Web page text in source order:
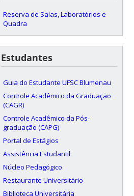
Reserva de Salas, Laboratórios e
Quadra
Estudantes
Guia do Estudante UFSC Blumenau
Controle Acadêmico da Graduação
(CAGR)
Controle Acadêmico da Pós-
graduação (CAPG)
Portal de Estágios
Assistência Estudantil
Núcleo Pedagógico
Restaurante Universitário
Biblioteca Universitária